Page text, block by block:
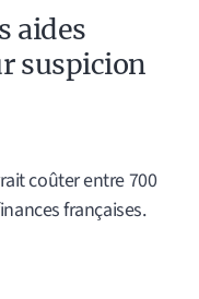
aides
suspicion
coûter entre 700
françaises.